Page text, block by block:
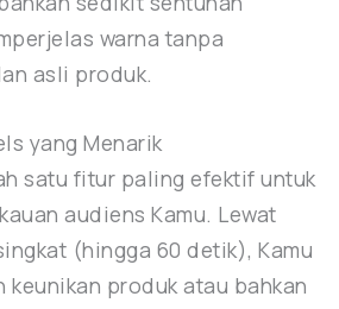
warna tanpa
asli produk.
yang Menarik
satu fitur paling efektif untuk
audiens Kamu. Lewat
(hingga 60 detik), Kamu
keunikan produk atau bahkan